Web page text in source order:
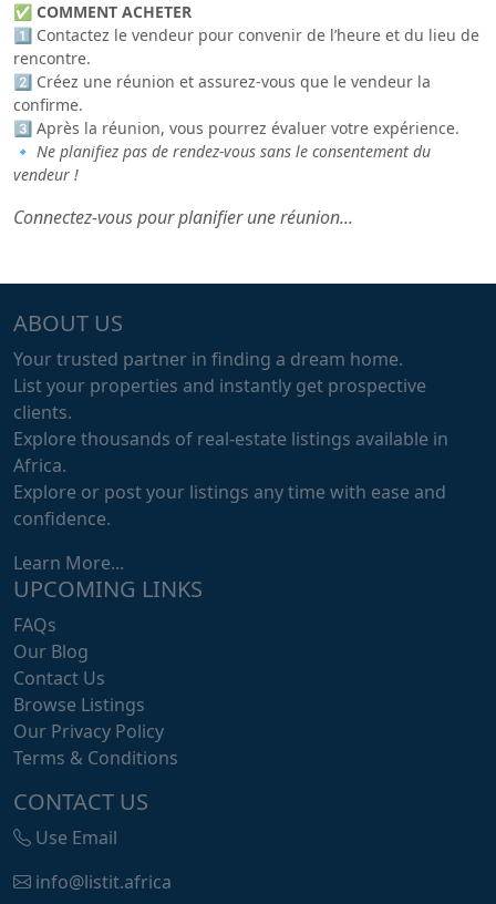
✅ COMMENT ACHETER
1️⃣ Contactez le vendeur pour convenir de l’heure et du lieu de
rencontre.
2️⃣ Créez une réunion et assurez-vous que le vendeur la
confirme.
3️⃣ Après la réunion, vous pourrez évaluer votre expérience.
🔹 Ne planifiez pas de rendez-vous sans le consentement du
vendeur !
Connectez-vous pour planifier une réunion...
ABOUT US
Your trusted partner in finding a dream home.
List your properties and instantly get prospective
clients.
Explore thousands of real-estate listings available in
Africa.
Explore or post your listings any time with ease and
confidence.
Learn More...
UPCOMING LINKS
FAQs
Our Blog
Contact Us
Browse Listings
Our Privacy Policy
Terms & Conditions
CONTACT US
Use Email
info@listit.africa